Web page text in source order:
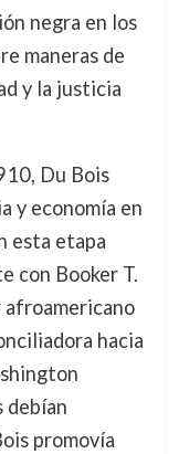
negra en los
maneras de
y la justicia
Du Bois
y economía en
esta etapa
con Booker T.
hacia
debían
promovía